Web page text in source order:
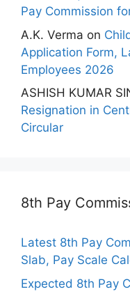
Pay Commission
A.K. Verma on
Application Form,
Employees 2026
ASHISH KUMAR
Resignation in
Circular
8th Pay
Latest 8th Pay
Slab, Pay Scale
Expected 8th Pay